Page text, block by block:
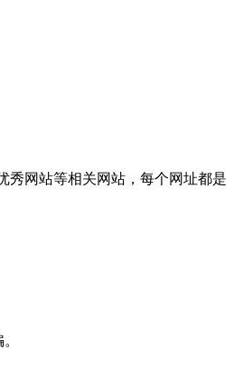
秀网站等相关网站，每个网址都是
。